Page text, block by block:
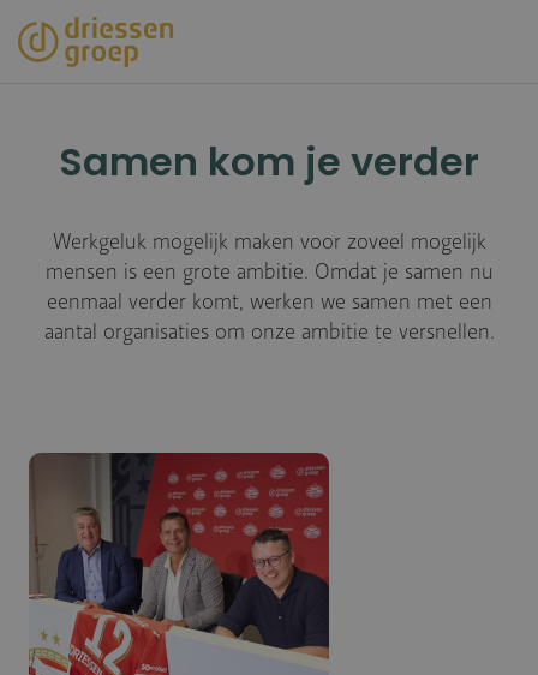
Overslaan
en
Samen kom je verder
Werkgeluk mogelijk maken voor zoveel mogelijk
mensen is een grote ambitie. Omdat je samen nu
eenmaal verder komt, werken we samen met een
aantal organisaties om onze ambitie te versnellen.